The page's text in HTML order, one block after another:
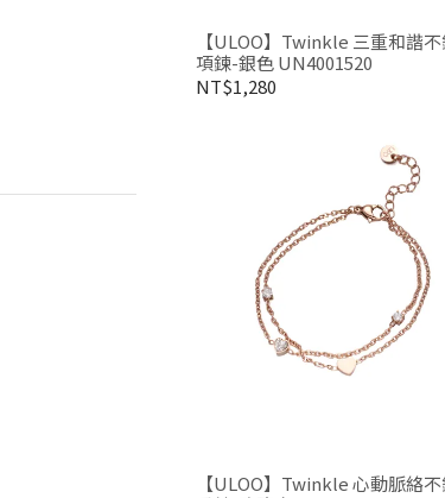
【ULOO】Twinkle 三重和諧
項鍊-銀色 UN4001520
NT$1,280
【ULOO】Twinkle 心動脈絡